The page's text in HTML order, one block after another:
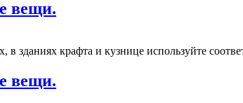
вещи.
в зданиях крафта и кузнице используйте
вещи.